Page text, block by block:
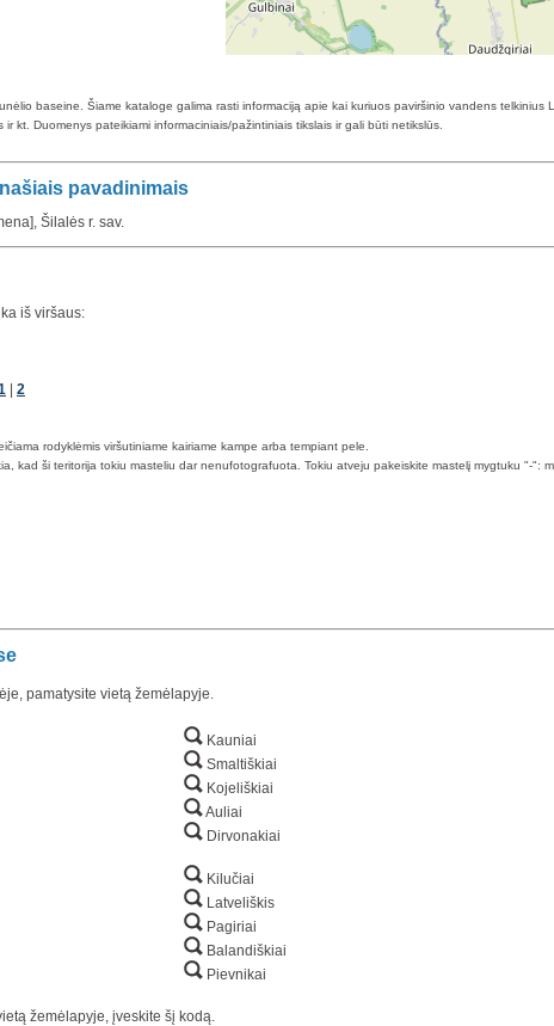
baseine. Šiame kataloge galima rasti informaciją apie kai kuriuos paviršinio vandens
kt. Duomenys pateikiami informaciniais/pažintiniais tikslais ir gali būti netikslūs.
pavadinimais
Šilalės r. sav.
iš viršaus:
| 2
rodyklėmis viršutiniame kairiame kampe arba tempiant pele.
kad ši teritorija tokiu masteliu dar nenufotografuota. Tokiu atveju pakeiskite mastelį mygtuku "-":
pamatysite vietą žemėlapyje.
Kauniai
Smaltiškiai
Kojeliškiai
Auliai
Dirvonakiai
Kilučiai
Latveliškis
Pagiriai
Balandiškiai
Pievnikai
žemėlapyje, įveskite šį kodą.